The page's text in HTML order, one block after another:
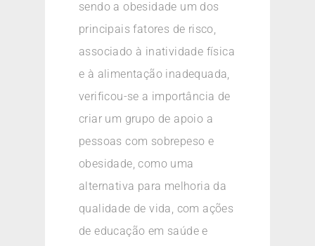
sendo a obesidade um dos
principais fatores de risco,
associado à inatividade física
e à alimentação inadequada,
verificou-se a importância de
criar um grupo de apoio a
pessoas com sobrepeso e
obesidade, como uma
alternativa para melhoria da
qualidade de vida, com ações
de educação em saúde e